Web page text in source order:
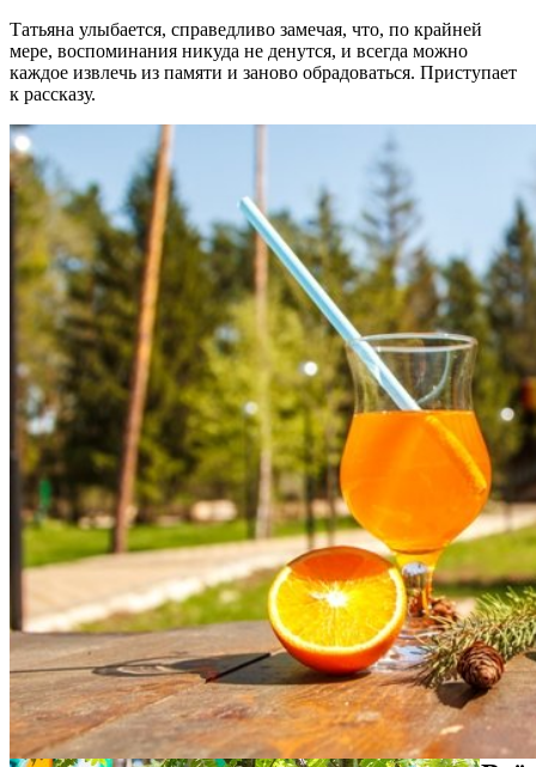
Татьяна улыбается, справедливо замечая, что, по крайней
мере, воспоминания никуда не денутся, и всегда можно
каждое извлечь из памяти и заново обрадоваться. Приступает
к рассказу.